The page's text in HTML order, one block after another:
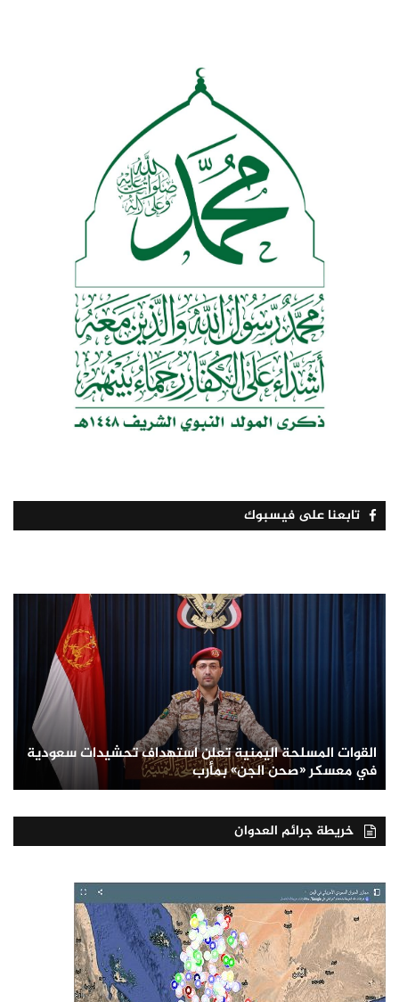
تابعنا على فيسبوك
القوات المسلحة اليمنية تعلن استهداف تحشيدات سعودية
في معسكر «صحن الجن» بمأرب
خريطة جرائم العدوان